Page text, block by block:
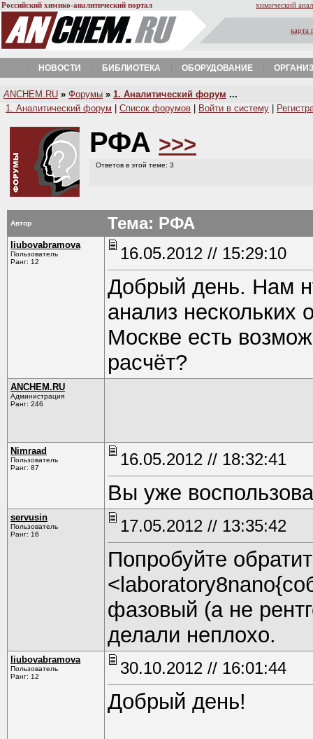
Российский химико-аналитический портал химический
карта
НОВОСТИ БИБЛИОТЕКА ОБОРУДОВАНИЕ
A NCHEM.RU » Форумы » 1. Аналитический форум ...
1. Аналитический форум
Список форумов Войти в систему
РФА >>>
Ответов в этой теме: 3
Автор Тема: РФА
liubovabramova
Пользователь
Ранг: 12
16.05.2012 // 15:29:10
Добрый день. Нам
анализ нескольких
Москве есть
расчёт?
ANCHEM.RU
Администрация
Ранг: 246
Nimraad
Пользователь
Ранг: 87
16.05.2012 // 18:32:41
Вы уже
servusin
Пользователь
Ранг: 16
17.05.2012 // 13:35:42
Попробуйте
фазовый (а не
делали неплохо.
liubovabramova
Пользователь
Ранг: 12
30.10.2012 // 16:01:44
Добрый день!